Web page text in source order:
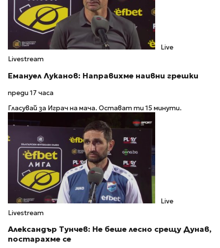
Live
Livestream
Емануел Луканов: Направихме наивни грешки
преди 17 часа
Гласувай за Играч на мача. Остават ти 15 минути.
Live
Livestream
Александър Тунчев: Не беше лесно срещу Дунав,
постарахме се